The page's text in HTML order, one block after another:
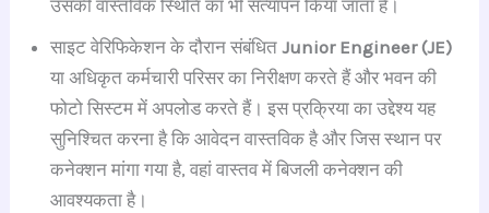
उसकी वास्तविक स्थिति का भी सत्यापन किया जाता है।
साइट वेरिफिकेशन के दौरान संबंधितJunior Engineer (JE)
या अधिकृत कर्मचारी परिसर का निरीक्षण करते हैं और भवन की
फोटो सिस्टम में अपलोड करते हैं। इस प्रक्रिया का उद्देश्य यह
सुनिश्चित करना है कि आवेदन वास्तविक है और जिस स्थान पर
कनेक्शन मांगा गया है, वहां वास्तव में बिजली कनेक्शन की
आवश्यकता है।